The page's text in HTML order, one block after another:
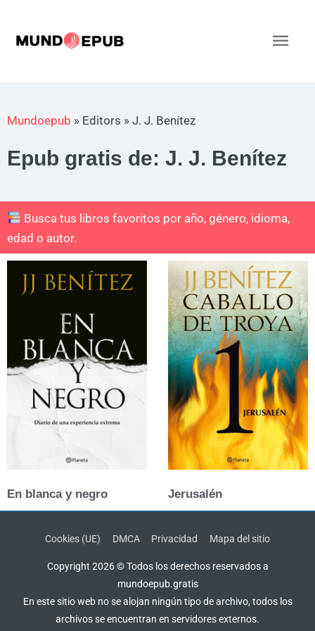
contenido
Mundoepub » Editors » J. J. Benítez
Epub gratis de: J. J. Benítez
Busca tus libros favoritos por año, género, idioma,
edad o autor.
En blanca y negro Jerusalén
Cookies (UE) DMCA Privacidad Mapa del sitio
Copyright 2026 © Todos los derechos reservados a
mundoepub.gratis
En este sitio web no se alojan ningún tipo de archivo, todos los
archivos se encuentran en servidores externos.